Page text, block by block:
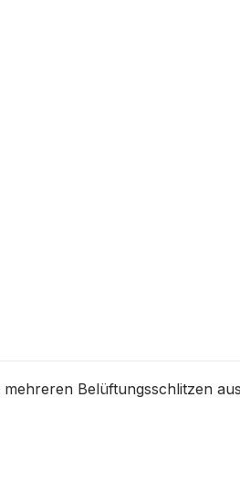
Belüftungsschlitzen